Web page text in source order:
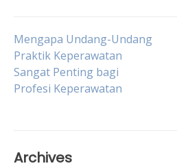
Post
navigation
Mengapa Undang-Undang
Praktik Keperawatan
Sangat Penting bagi
Profesi Keperawatan
Archives